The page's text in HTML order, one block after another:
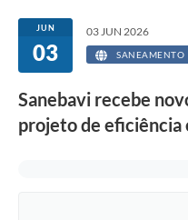
Licitações
Transparência
Concursos e Processos
Inclusão e Acessibilidade
JUN
03
03 JUN 2026
SANEAMENTO
Sanebavi recebe
projeto de eficiência